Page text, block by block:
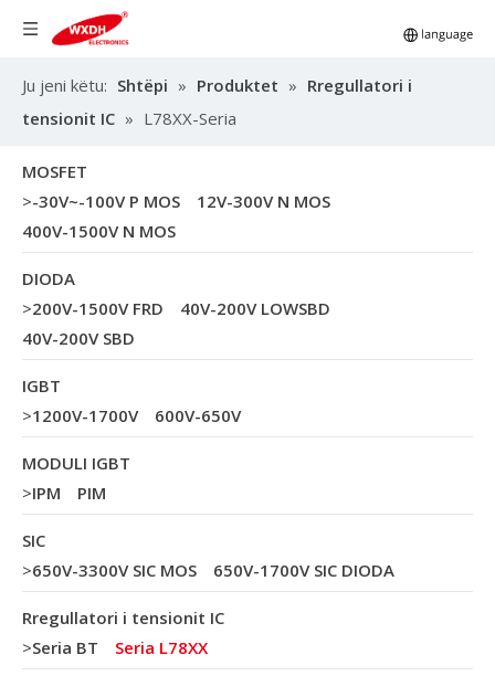
Ju jeni këtu: Shtëpi » Produktet » Rregullatori i
tensionit IC » L78XX-Seria
MOSFET
>-30V~-100V P MOS
12V-300V N MOS
400V-1500V N MOS
DIODA
>200V-1500V FRD
40V-200V LOWSBD
40V-200V SBD
IGBT
>1200V-1700V 600V-650V
MODULI IGBT
>IPM PIM
SIC
>650V-3300V SIC MOS 650V-1700V SIC DIODA
Rregullatori i tensionit IC
>Seria BT Seria L78XX